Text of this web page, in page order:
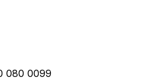
080 0099